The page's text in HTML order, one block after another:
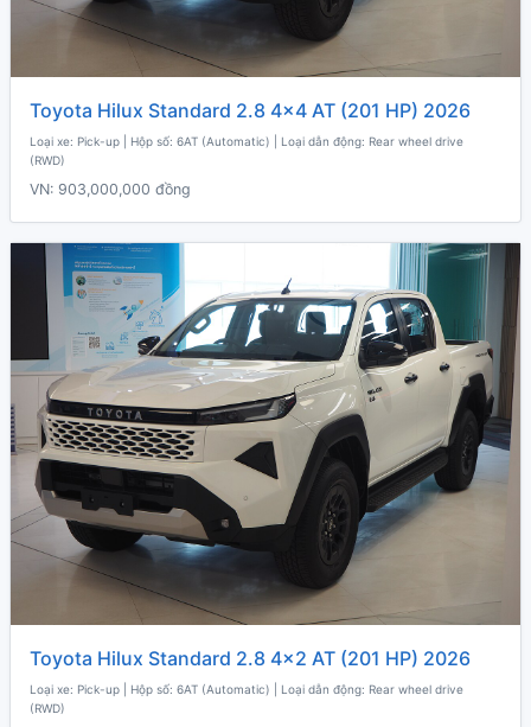
Toyota Hilux Standard 2.8 4x4 AT (201 HP) 2026
Loại xe: Pick-up | Hộp số: 6AT (Automatic) | Loại dẫn động: Rear wheel drive
(RWD)
VN: 903,000,000 đồng
Toyota Hilux Standard 2.8 4x2 AT (201 HP) 2026
Loại xe: Pick-up | Hộp số: 6AT (Automatic) | Loại dẫn động: Rear wheel drive
(RWD)